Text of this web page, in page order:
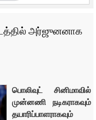
அர்ஜுனனாக
பொலிவுட் சினிமாவில்
முன்னணி நடிகராகவும்
தயாரிப்பாளராகவும்